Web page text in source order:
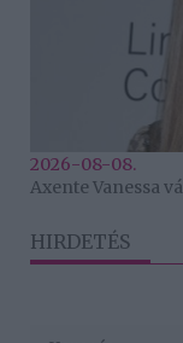
2026-08-08.
Axente Vanessa
HIRDETÉS